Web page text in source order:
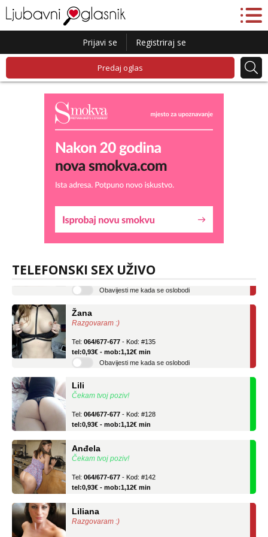
Prijavi se Registriraj se
Predaj oglas
TELEFONSKI SEX UŽIVO
Liliana
Razgovaram :)
tel:0,93€ - mob:1,12€ min
Razgovaram :)
tel:0,93€ - mob:1,12€ min
Obavijesti me kada se oslobodi
Čekam tvoj poziv!
tel:0,93€ - mob:1,12€ min
Čekam tvoj poziv!
tel:0,93€ - mob:1,12€ min
Razgovaram :)